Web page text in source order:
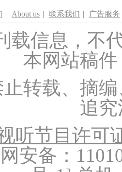
| About us | 联系我们 | 广告服务
载信息，不
本网站稿
转载、摘
追
听节目许可
安备：